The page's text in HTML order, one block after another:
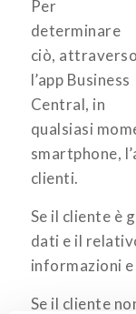
Per
determinare
ciò, attraverso
l’app Business
Central, in
qualsiasi
smartphone,
clienti.
Se il cliente è
dati e il
informazioni
Se il cliente